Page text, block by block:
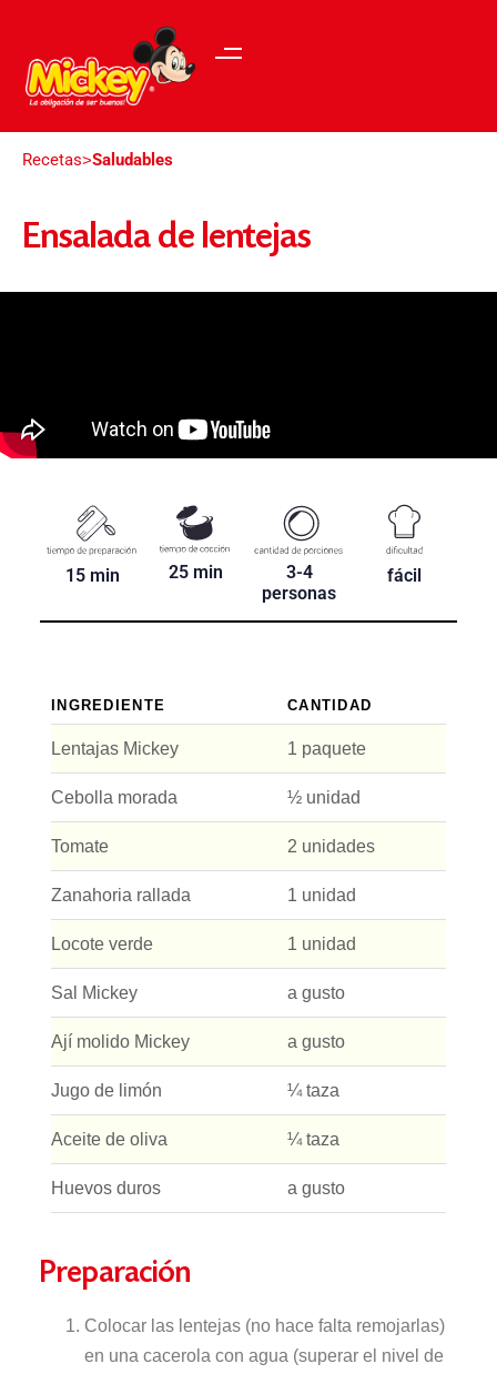
Recetas>Saludables
Ensalada de lentejas
15 min 25 min
3-4
personas
fácil
INGREDIENTE CANTIDAD
Lentajas Mickey 1 paquete
Cebolla morada ½ unidad
Tomate 2 unidades
Zanahoria rallada 1 unidad
Locote verde 1 unidad
Sal Mickey a gusto
Ají molido Mickey a gusto
Jugo de limón ¼ taza
Aceite de oliva ¼ taza
Huevos duros a gusto
Preparación
Colocar las lentejas (no hace falta remojarlas)
en una cacerola con agua (superar el nivel de